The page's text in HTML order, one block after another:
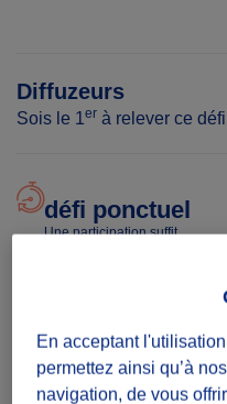
Diffuzeurs
Sois le 1er à relever ce
défi ponctuel
Une participation suffit
au 05/07/26
En acceptant
permettez ainsi qu’à
navigation, de vous